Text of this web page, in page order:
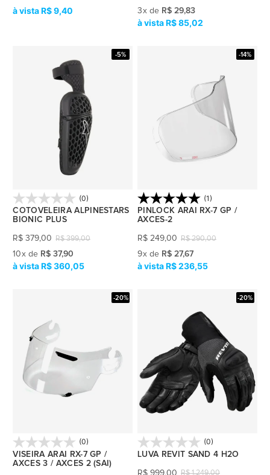
R$ 9,40
3x de R$ 29,83
R$ 85,02
-5%
(0)
COTOVELEIRA ALPINESTARS
BIONIC PLUS
R$ 399,00
R$ 379,00
10x de R$ 37,90
R$ 360,05
-14%
(1)
PINLOCK ARAI RX-7 GP /
AXCES-2
R$ 290,00
R$ 249,00
9x de R$ 27,67
R$ 236,55
-20%
(0)
VISEIRA ARAI RX-7 GP /
AXCES 3 / AXCES 2 (SAI)
-20%
(0)
LUVA REVIT SAND 4 H2O
R$ 1.249,00
R$ 999,00